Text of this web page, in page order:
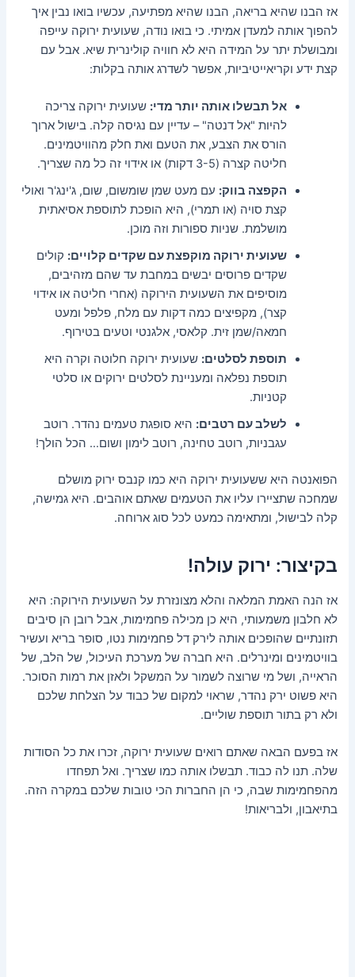
אז הבנו שהיא בריאה, הבנו שהיא מפתיעה, עכשיו בואו נבין איך
להפוך אותה למעדן אמיתי. כי בואו נודה, שעועית ירוקה עייפה
ומבושלת יתר על המידה היא לא חוויה קולינרית שיא. אבל עם
קצת ידע וקריאייטיביות, אפשר לשדרג אותה בקלות:
אל תבשלו אותה יותר מדי: שעועית ירוקה צריכה
להיות "אל דנטה" – עדיין עם נגיסה קלה. בישול ארוך
הורס את הצבע, את הטעם ואת חלק מהוויטמינים.
חליטה קצרה (3-5 דקות) או אידוי זה כל מה שצריך.
הקפצה בווק: עם מעט שמן שומשום, שום, ג'ינג'ר ואולי
קצת סויה (או תמרי), היא הופכת לתוספת אסיאתית
מושלמת. שניות ספורות וזה מוכן.
שעועית ירוקה מוקפצת עם שקדים קלויים: קולים
שקדים פרוסים יבשים במחבת עד שהם מזהיבים,
מוסיפים את השעועית הירוקה (אחרי חליטה או אידוי
קצר), מקפיצים כמה דקות עם מלח, פלפל ומעט
חמאה/שמן זית. קלאסי, אלגנטי וטעים בטירוף.
תוספת לסלטים: שעועית ירוקה חלוטה וקרה היא
תוספת נפלאה ומעניינת לסלטים ירוקים או סלטי
קטניות.
לשלב עם רטבים: היא סופגת טעמים נהדר. רוטב
עגבניות, רוטב טחינה, רוטב לימון ושום… הכל הולך!
הפואנטה היא ששעועית ירוקה היא כמו קנבס ירוק מושלם
שמחכה שתציירו עליו את הטעמים שאתם אוהבים. היא גמישה,
קלה לבישול, ומתאימה כמעט לכל סוג ארוחה.
בקיצור: ירוק עולה!
אז הנה האמת המלאה והלא מצונזרת על השעועית הירוקה: היא
לא חלבון משמעותי, היא כן מכילה פחמימות, אבל רובן הן סיבים
תזונתיים שהופכים אותה לירק דל פחמימות נטו, סופר בריא ועשיר
בוויטמינים ומינרלים. היא חברה של מערכת העיכול, של הלב, של
הראייה, ושל מי שרוצה לשמור על המשקל ולאזן את רמות הסוכר.
היא פשוט ירק נהדר, שראוי למקום של כבוד על הצלחת שלכם
ולא רק בתור תוספת שוליים.
אז בפעם הבאה שאתם רואים שעועית ירוקה, זכרו את כל הסודות
שלה. תנו לה כבוד. תבשלו אותה כמו שצריך. ואל תפחדו
מהפחמימות שבה, כי הן החברות הכי טובות שלכם במקרה הזה.
בתיאבון, ולבריאות!